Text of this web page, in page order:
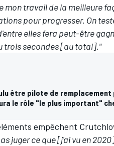
mon travail de la meilleure
pour progresser. On
elles fera peut-être
trois secondes [au total]."
être pilote de remplacement
le rôle "le plus important"
empêchent
juger ce que [j'ai vu en